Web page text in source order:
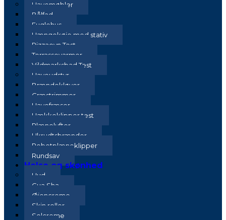
Havemøbler
Bålfad
Fuglehus
Hængekøje med stativ
Pizzaovn Test
Terrassevarmer
Vildmarksbad Test
Haveudstyr
Brændekløver
Græstrimmer
Havefræser
Hækkeklipper test
Plænelufter
Ukrudtsbrænder
Robotplæneklipper
Rundsav
Helse og skønhed
Hud
Gua Sha
Øjencreme
Skin roller
Solcreme